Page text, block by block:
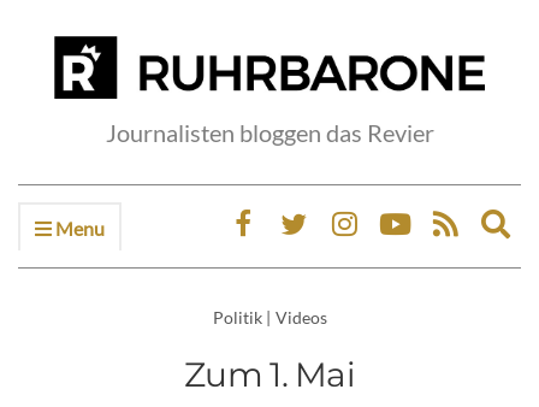
Journalisten bloggen das Revier
Menu
Politik | Videos
Zum 1. Mai